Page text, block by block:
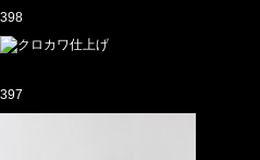
398
397